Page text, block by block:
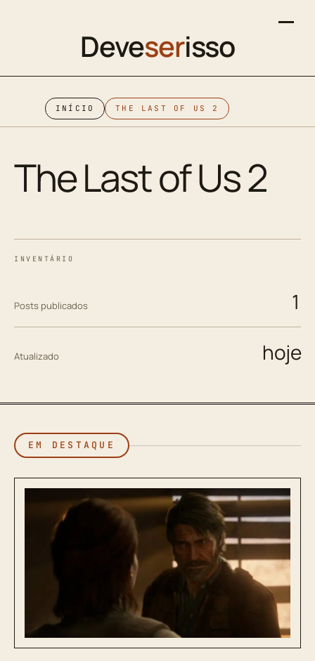
Deveserisso
INÍCIO THE LAST OF US 2
The Last of Us 2
INVENTÁRIO
Posts publicados 1
Atualizado hoje
EM DESTAQUE